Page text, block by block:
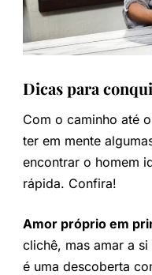
Dicas para
Com o caminho até
ter em mente
encontrar o homem
rápida. Confira!
Amor próprio em
clichê, mas amar a
é uma descoberta